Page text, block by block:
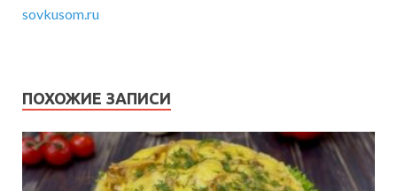
sovkusom.ru
ПОХОЖИЕ ЗАПИСИ